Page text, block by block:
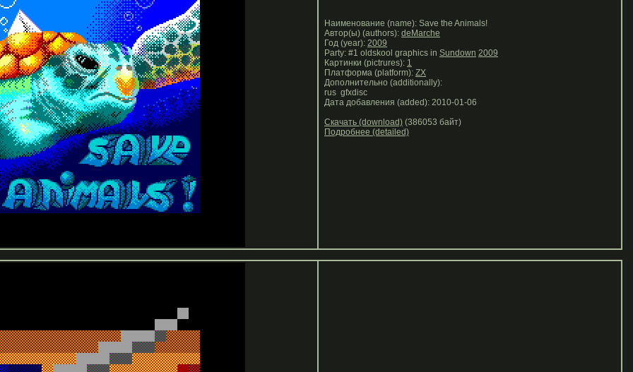
Наименование (name): Save the Animals!
Автор(ы) (authors): deMarche
Год (year): 2009
Party: #1 oldskool graphics in Sundown 2009
Картинки (pictrures): 1
Платформа (platform): ZX
Дополнительно (additionally):
rus gfxdisc
Дата добавления (added): 2010-01-06
Скачать (download) (386053 байт)
Подробнее (detailed)